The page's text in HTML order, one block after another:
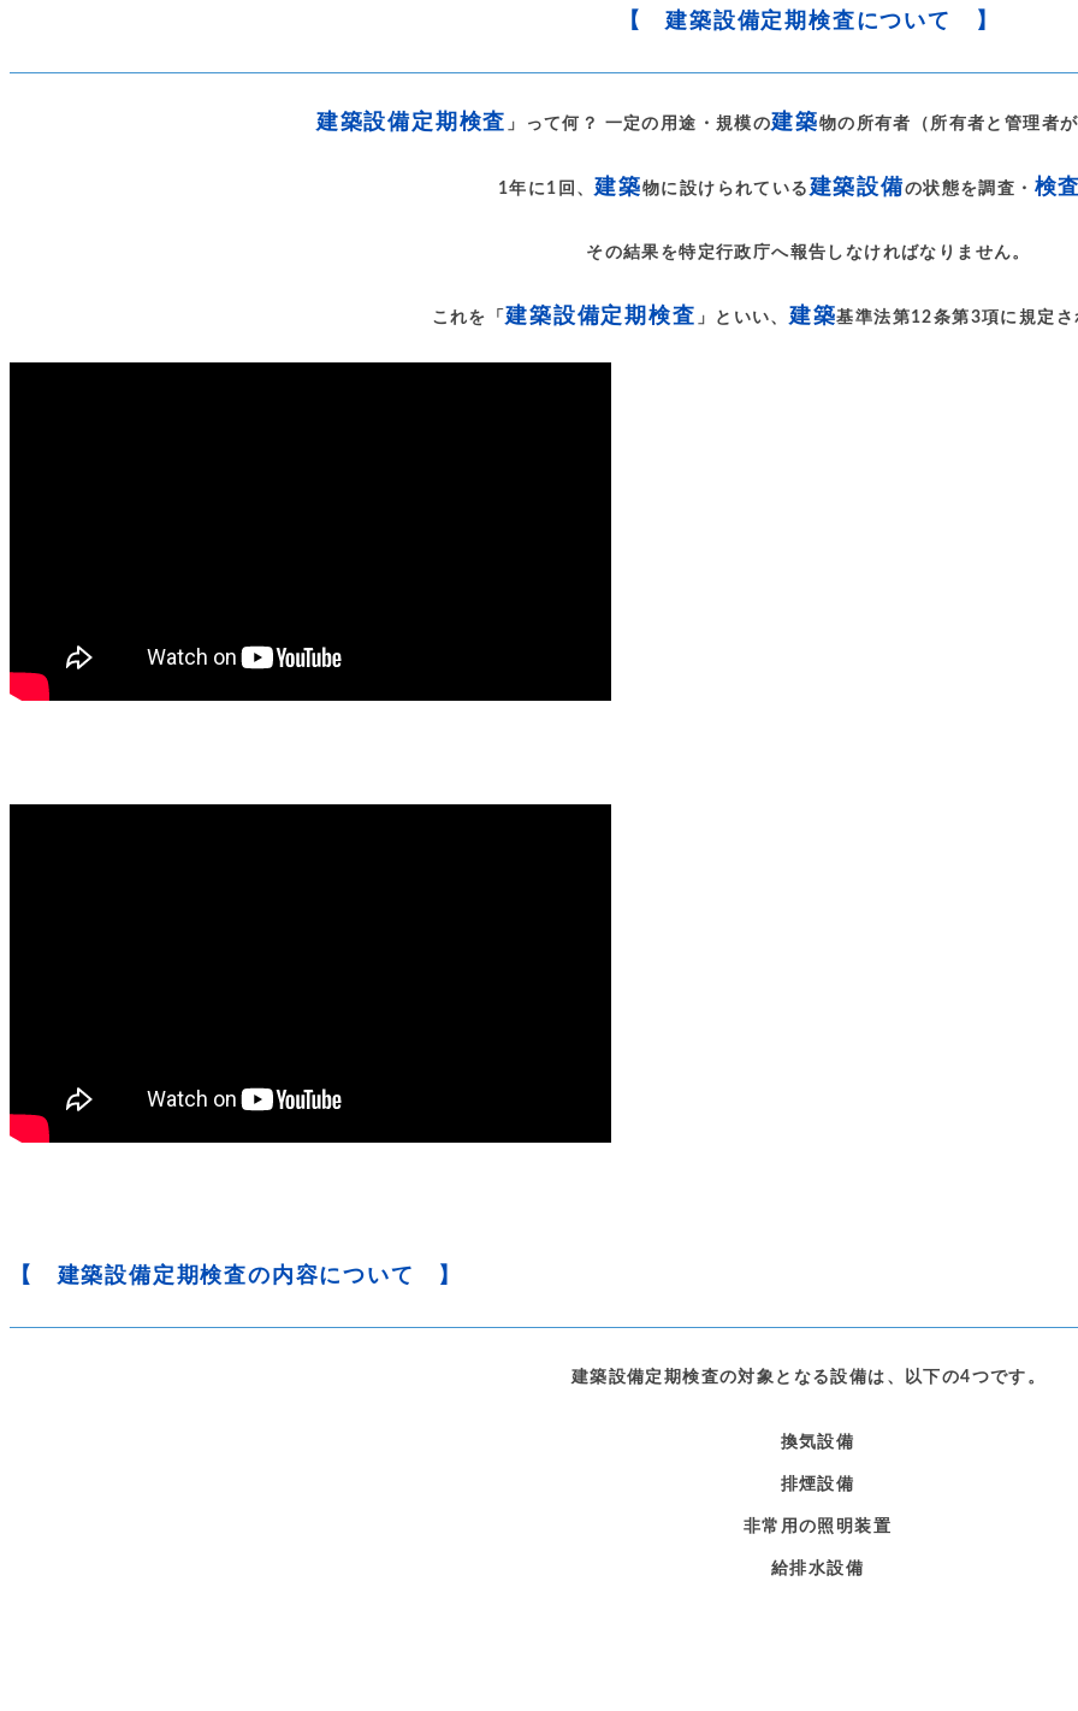
【 建築設備定期検査について 】
建築設備定期検査 」って何？ 一定の用途・規模の建築物の所有者（所有者と管理者
1年に1回、建築物に設けられている 建築設備の状態を調査・ 検
その結果を特定行政庁へ報告しなければなりません。
これを「建築設備定期検査 」といい、 建築基準法第12条第3項に規定
【 建築設備定期検査の内容について 】
建築設備定期検査の対象となる設備は、以下の4つです。
換気設備
排煙設備
非常用の照明装置
給排水設備